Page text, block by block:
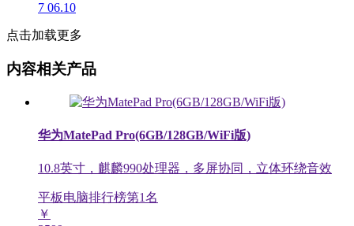
7 06.10
点击加载更多
内容相关产品
华为MatePad Pro(6GB/128GB/WiFi版)
10.8英寸，麒麟990处理器，多屏协同，立体环绕音效
平板电脑排行榜第1名
￥